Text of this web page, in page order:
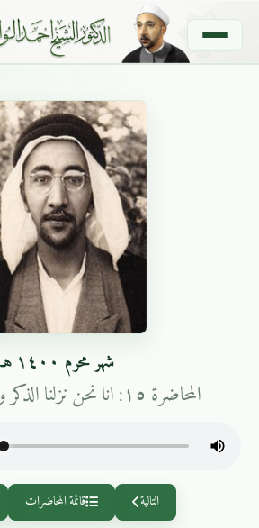
شهر محرم ١٤٠٠ هـ
المحاضرة ١٥: انا نحن نزلنا الذكر وانا له لحافظون
التالية قائمة المحاضرات